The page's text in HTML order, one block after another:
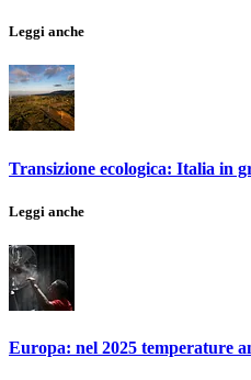
Leggi anche
Transizione ecologica: Italia in
Leggi anche
Europa: nel 2025 temperature